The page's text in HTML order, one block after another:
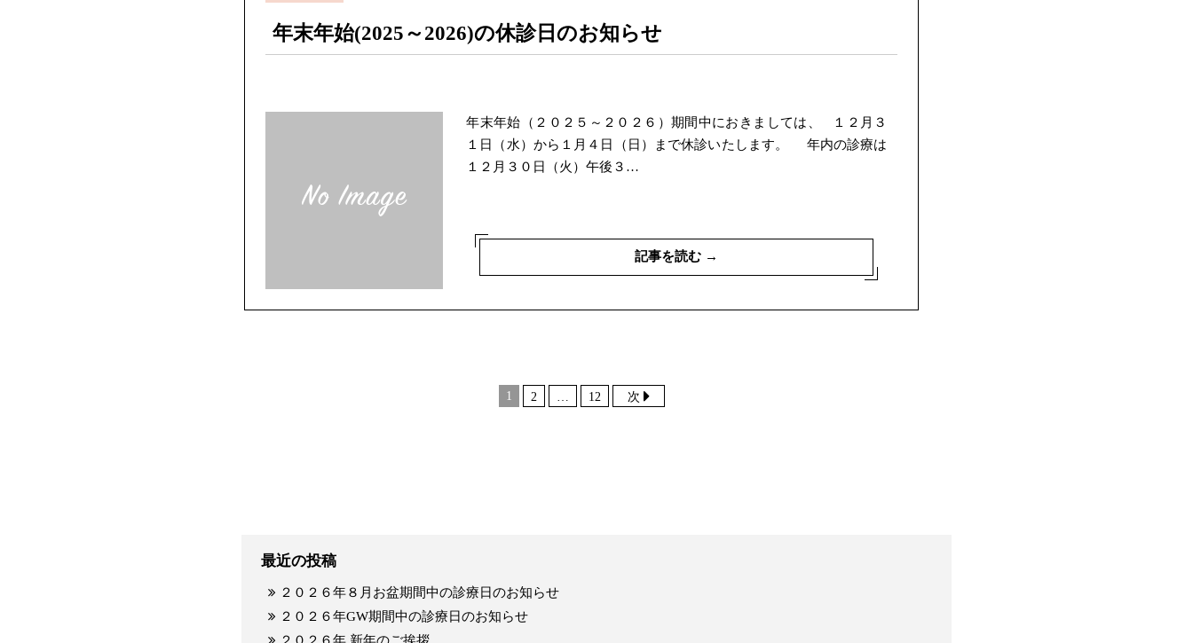
年末年始(2025～2026)の休診日のお知らせ
年末年始（２０２５～２０２６）期間中におきましては、 １２月３
１日（水）から１月４日（日）まで休診いたします。 年内の診療は
１２月３０日（火）午後３…
記事を読む →
1 2 12 次
最近の投稿
２０２６年８月お盆期間中の診療日のお知らせ
２０２６年GW期間中の診療日のお知らせ
２０２６年 新年のご挨拶